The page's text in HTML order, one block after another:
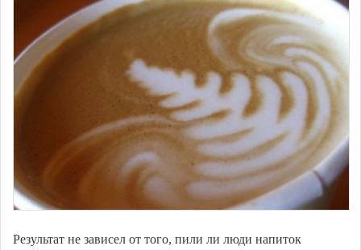
Результат не зависел от того, пили ли люди напиток